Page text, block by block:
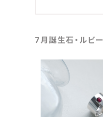
7月誕生石・ルビー